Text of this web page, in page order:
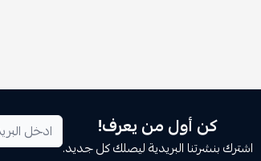
كن أول من يعرف!
اشترك بنشرتنا البريدية ليصلك كل جديد.